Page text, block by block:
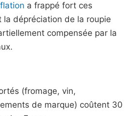
a frappé fort ces
la dépréciation de la roupie
compensée par la
(fromage, vin,
de marque) coûtent 30